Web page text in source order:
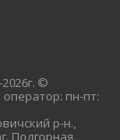
©
пн-пт:
р-н.,
Подгорная.